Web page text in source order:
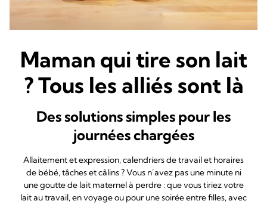
Maman qui tire son lait
? Tous les alliés sont là
Des solutions simples pour les
journées chargées
Allaitement et expression, calendriers de travail et horaires
de bébé, tâches et câlins ? Vous n’avez pas une minute ni
une goutte de lait maternel à perdre : que vous tiriez votre
lait au travail, en voyage ou pour une soirée entre filles, avec